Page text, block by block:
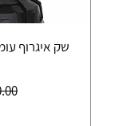
איסוף עצמי ללא עלות
מוצרי כושר ( בלבד) ניתן
שק איגרוף